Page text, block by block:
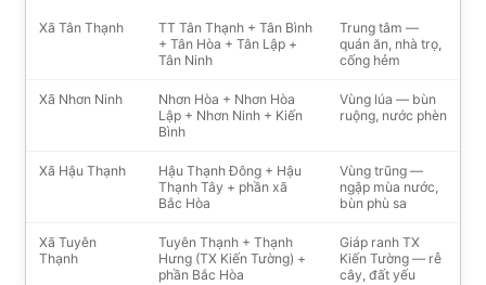
Xã Tân Thạnh
TT Tân Thạnh + Tân Bình
+ Tân Hòa + Tân Lập +
Tân Ninh
Trung tâm —
quán ăn, nhà trọ,
cống hẻm
Xã Nhơn Ninh
Nhơn Hòa + Nhơn Hòa
Lập + Nhơn Ninh + Kiến
Bình
Vùng lúa — bùn
ruộng, nước phèn
Xã Hậu Thạnh
Hậu Thạnh Đông + Hậu
Thạnh Tây + phần xã
Bắc Hòa
Vùng trũng —
ngập mùa nước,
bùn phù sa
Xã Tuyên
Thạnh
Tuyên Thạnh + Thạnh
Hưng (TX Kiến Tường) +
phần Bắc Hòa
Giáp ranh TX
Kiến Tường — rễ
cây, đất yếu